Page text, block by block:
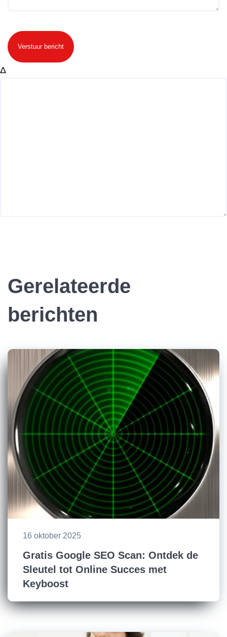
Verstuur bericht
Δ
Gerelateerde
berichten
16 oktober 2025
Gratis Google SEO Scan: Ontdek de
Sleutel tot Online Succes met
Keyboost